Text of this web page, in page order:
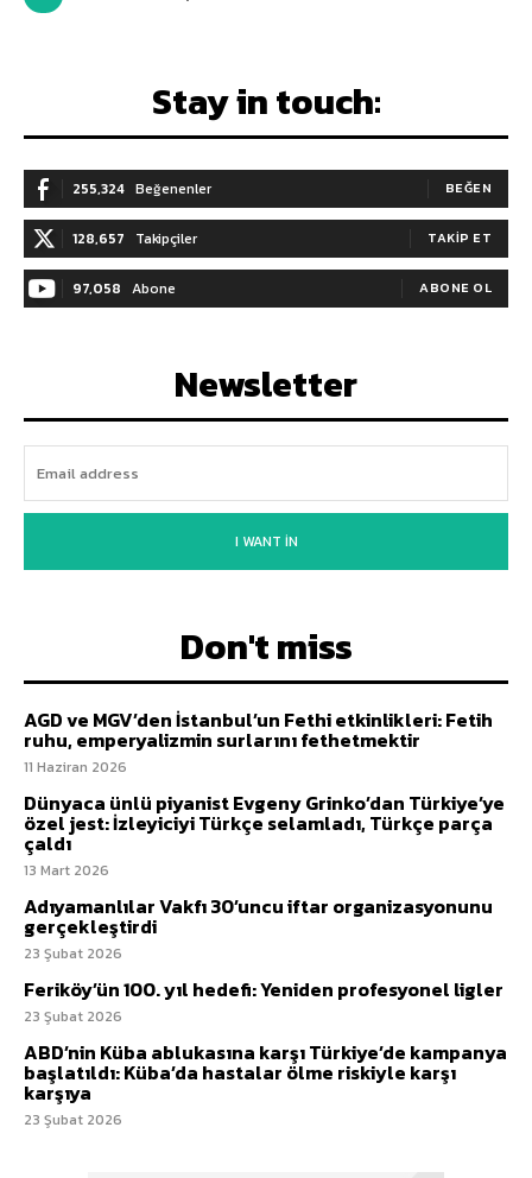
Stay in touch:
255,324 Beğenenler BEĞEN
128,657 Takipçiler TAKIP ET
97,058 Abone ABONE OL
Newsletter
I WANT IN
Don't miss
AGD ve MGV’den İstanbul’un Fethi etkinlikleri: Fetih
ruhu, emperyalizmin surlarını fethetmektir
11 Haziran 2026
Dünyaca ünlü piyanist Evgeny Grinko’dan Türkiye’ye
özel jest: İzleyiciyi Türkçe selamladı, Türkçe parça
çaldı
13 Mart 2026
Adıyamanlılar Vakfı 30’uncu iftar organizasyonunu
gerçekleştirdi
23 Şubat 2026
Feriköy’ün 100. yıl hedefi: Yeniden profesyonel ligler
23 Şubat 2026
ABD’nin Küba ablukasına karşı Türkiye’de kampanya
başlatıldı: Küba’da hastalar ölme riskiyle karşı
karşıya
23 Şubat 2026